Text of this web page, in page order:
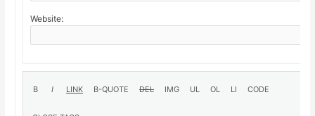
Website: